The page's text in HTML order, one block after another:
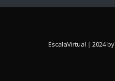
EscalaVirtual | 2024 by